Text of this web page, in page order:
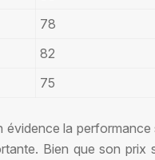
78
82
75
évidence la
Bien que son prix